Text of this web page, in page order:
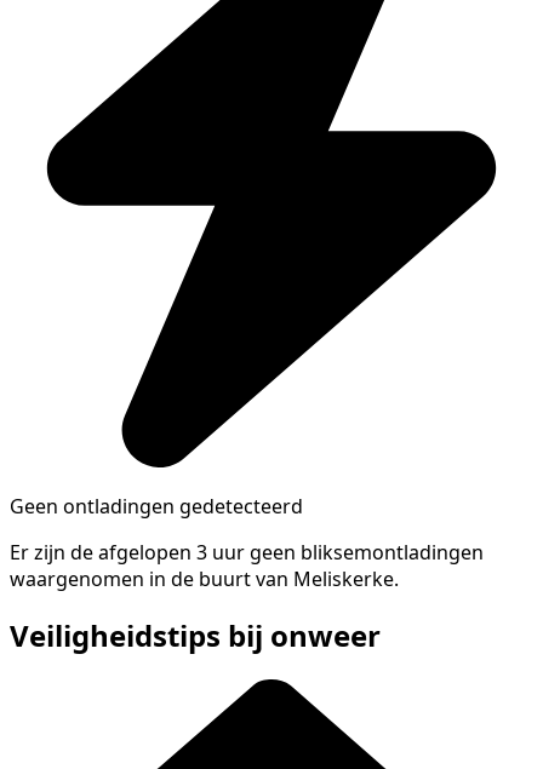
Geen ontladingen gedetecteerd
Er zijn de afgelopen 3 uur geen bliksemontladingen
waargenomen in de buurt van Meliskerke.
Veiligheidstips bij onweer